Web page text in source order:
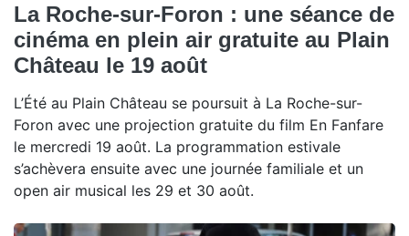
La Roche-sur-Foron : une séance de
cinéma en plein air gratuite au Plain
Château le 19 août
L’Été au Plain Château se poursuit à La Roche-sur-
Foron avec une projection gratuite du film En Fanfare
le mercredi 19 août. La programmation estivale
s’achèvera ensuite avec une journée familiale et un
open air musical les 29 et 30 août.